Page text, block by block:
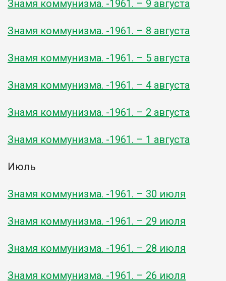
Знамя коммунизма. -1961. – 9 августа
Знамя коммунизма. -1961. – 8 августа
Знамя коммунизма. -1961. – 5 августа
Знамя коммунизма. -1961. – 4 августа
Знамя коммунизма. -1961. – 2 августа
Знамя коммунизма. -1961. – 1 августа
Июль
Знамя коммунизма. -1961. – 30 июля
Знамя коммунизма. -1961. – 29 июля
Знамя коммунизма. -1961. – 28 июля
Знамя коммунизма. -1961. – 26 июля